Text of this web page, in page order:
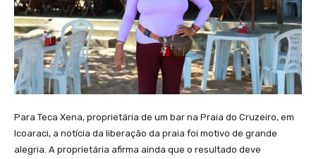
Para Teca Xena, proprietária de um bar na Praia do Cruzeiro, em
Icoaraci, a notícia da liberação da praia foi motivo de grande
alegria. A proprietária afirma ainda que o resultado deve